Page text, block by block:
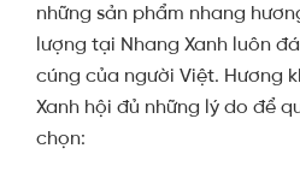
những sản phẩm nhang
lượng tại Nhang Xanh luôn
cúng của người Việt. Hương
Xanh hội đủ những lý do để
chọn: